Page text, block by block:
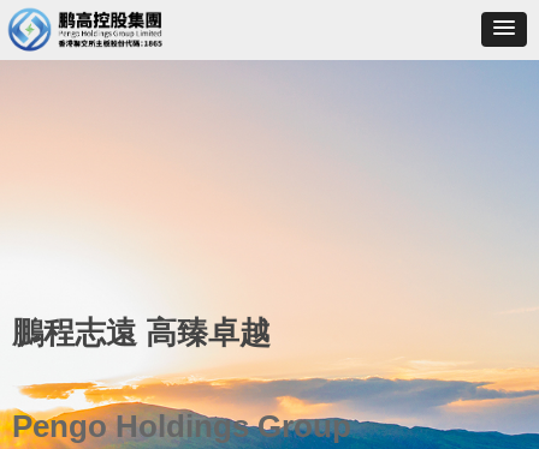
鵬程志遠 高臻卓越
Pengo Holdings Group